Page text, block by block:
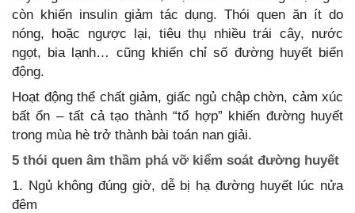
còn khiến insulin giảm tác dụng. Thói quen ăn ít do
nóng, hoặc ngược lại, tiêu thụ nhiều trái cây, nước
ngọt, bia lạnh… cũng khiến chỉ số đường huyết biến
động.
Hoạt động thể chất giảm, giấc ngủ chập chờn, cảm xúc
bất ổn – tất cả tạo thành “tổ hợp” khiến đường huyết
trong mùa hè trở thành bài toán nan giải.
5 thói quen âm thầm phá vỡ kiểm soát đường huyết
1. Ngủ không đúng giờ, dễ bị hạ đường huyết lúc nửa
đêm